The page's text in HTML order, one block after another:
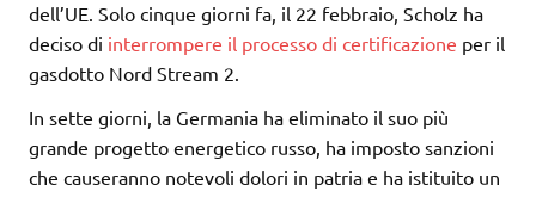
dell’UE. Solo cinque giorni fa, il 22 febbraio, Scholz ha
deciso di interrompere il processo di certificazione per il
gasdotto Nord Stream 2.
In sette giorni, la Germania ha eliminato il suo più
grande progetto energetico russo, ha imposto sanzioni
che causeranno notevoli dolori in patria e ha istituito un